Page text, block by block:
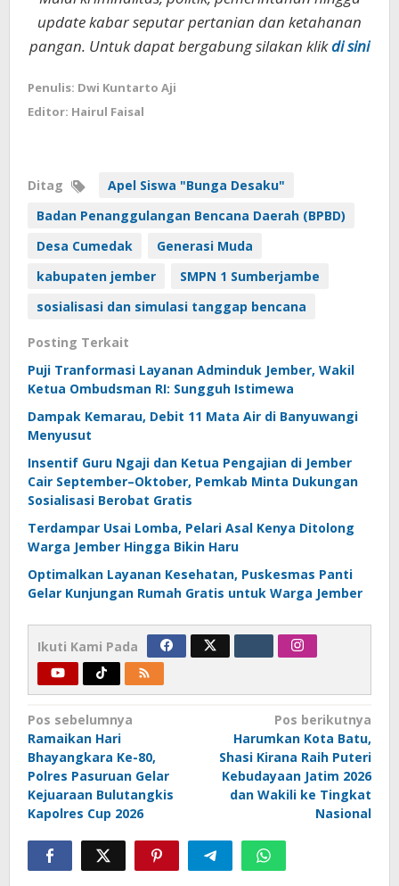
update kabar seputar pertanian dan ketahanan
pangan. Untuk dapat bergabung silakan klikdi sini
Penulis: Dwi Kuntarto Aji
Editor: Hairul Faisal
Ditag
Apel Siswa "Bunga Desaku"
Badan Penanggulangan Bencana Daerah (BPBD)
Desa Cumedak
Generasi Muda
kabupaten jember
SMPN 1 Sumberjambe
sosialisasi dan simulasi tanggap bencana
Posting Terkait
Puji Tranformasi Layanan Adminduk Jember, Wakil
Ketua Ombudsman RI: Sungguh Istimewa
Dampak Kemarau, Debit 11 Mata Air di Banyuwangi
Menyusut
Insentif Guru Ngaji dan Ketua Pengajian di Jember
Cair September–Oktober, Pemkab Minta Dukungan
Sosialisasi Berobat Gratis
Terdampar Usai Lomba, Pelari Asal Kenya Ditolong
Warga Jember Hingga Bikin Haru
Optimalkan Layanan Kesehatan, Puskesmas Panti
Gelar Kunjungan Rumah Gratis untuk Warga Jember
Ikuti Kami Pada
Navigasi
pos
Pos sebelumnya
Ramaikan Hari
Bhayangkara Ke-80,
Polres Pasuruan Gelar
Kejuaraan Bulutangkis
Kapolres Cup 2026
Pos berikutnya
Harumkan Kota Batu,
Shasi Kirana Raih Puteri
Kebudayaan Jatim 2026
dan Wakili ke Tingkat
Nasional